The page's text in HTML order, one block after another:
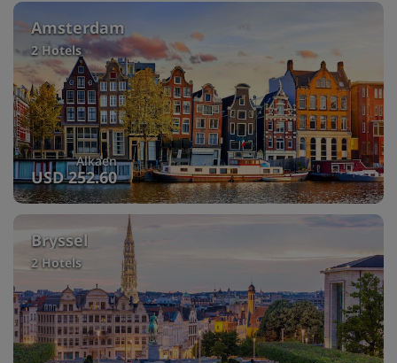
Amsterdam
2 Hotels
Alkaen
USD 252.60
Bryssel
2 Hotels